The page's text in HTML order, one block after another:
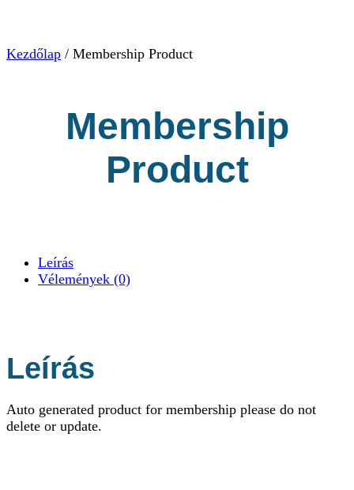
Kezdőlap / Membership Product
Membership
Product
Leírás
Vélemények (0)
Leírás
Auto generated product for membership please do not
delete or update.